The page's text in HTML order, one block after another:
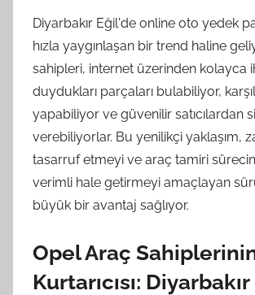
Diyarbakır Eğil'de online oto yedek
hızla yaygınlaşan bir trend haline
sahipleri, internet üzerinden kolayca
duydukları parçaları bulabiliyor,
yapabiliyor ve güvenilir satıcılardan
verebiliyorlar. Bu yenilikçi yaklaşım,
tasarruf etmeyi ve araç tamiri
verimli hale getirmeyi amaçlayan
büyük bir avantaj sağlıyor.
Opel Araç
Kurtarıcısı: